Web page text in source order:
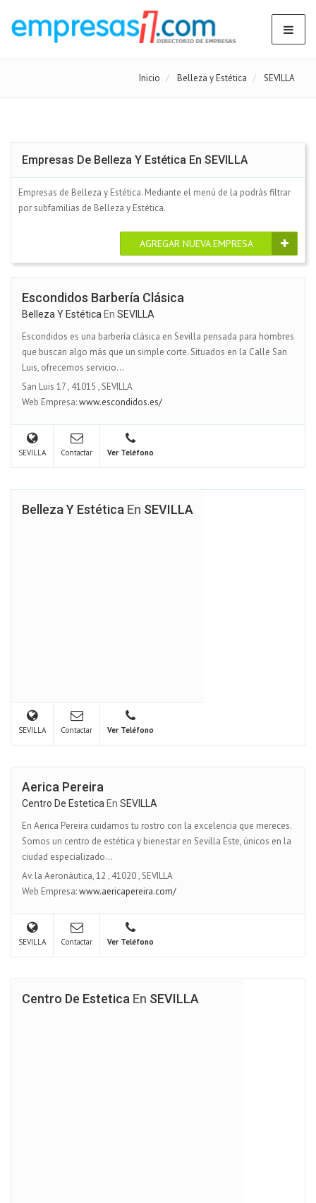
Inicio Belleza y Estética SEVILLA
Empresas De Belleza Y Estética En SEVILLA
Empresas de Belleza y Estética. Mediante el menú de la podrás filtrar
por subfamilias de Belleza y Estética.
AGREGAR NUEVA EMPRESA
Escondidos Barbería Clásica
Belleza Y Estética En SEVILLA
Escondidos es una barbería clásica en Sevilla pensada para hombres
que buscan algo más que un simple corte. Situados en la Calle San
Luis, ofrecemos servicio...
San Luis 17, 41015 ,SEVILLA
Web Empresa:www.escondidos.es/
SEVILLA Contactar Ver Teléfono
Belleza Y Estética En SEVILLA
SEVILLA Contactar Ver Teléfono
Aerica Pereira
Centro De Estetica En SEVILLA
En Aerica Pereira cuidamos tu rostro con la excelencia que mereces.
Somos un centro de estética y bienestar en Sevilla Este, únicos en la
ciudad especializado...
Av. la Aeronáutica, 12 , 41020,SEVILLA
Web Empresa:www.aericapereira.com/
SEVILLA Contactar Ver Teléfono
Centro De Estetica En SEVILLA